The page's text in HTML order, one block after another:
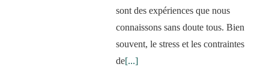
sont des expériences que nous
connaissons sans doute tous. Bien
souvent, le stress et les contraintes
de[...]